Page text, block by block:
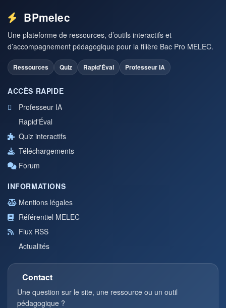
BPmelec
Une plateforme de ressources, d’outils interactifs et
d’accompagnement pédagogique pour la filière Bac Pro MELEC.
Ressources Quiz Rapid'Éval Professeur IA
ACCÈS RAPIDE
Professeur IA
Rapid'Éval
Quiz interactifs
Téléchargements
Forum
INFORMATIONS
Mentions légales
Référentiel MELEC
Flux RSS
Actualités
Contact
Une question sur le site, une ressource ou un outil
pédagogique ?